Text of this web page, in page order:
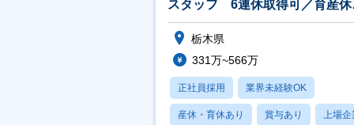
スタッフ 6連休取得可／育産休
実績有／研修充実の6ヶ月
栃木県
331万~566万
正社員採用 業界未経験OK
産休・育休あり 賞与あり 上場企